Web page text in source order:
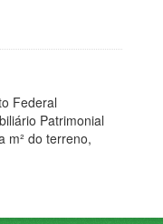
Federal
Patrimonial
m² do terreno,